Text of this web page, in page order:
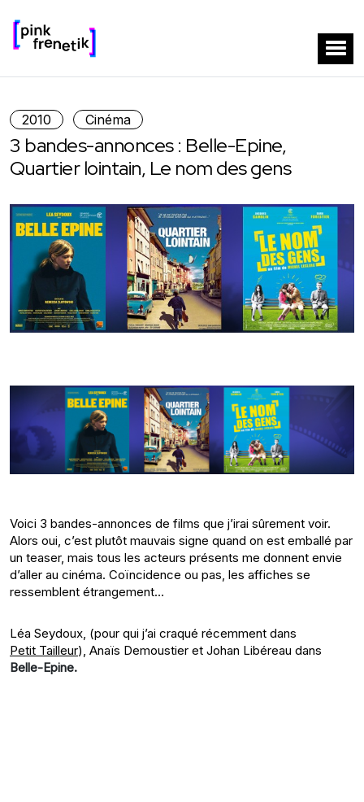
2010 Cinéma
3 bandes-annonces : Belle-Epine,
Quartier lointain, Le nom des gens
Voici 3 bandes-annonces de films que j’irai sûrement voir.
Alors oui, c’est plutôt mauvais signe quand on est emballé par
un teaser, mais tous les acteurs présents me donnent envie
d’aller au cinéma. Coïncidence ou pas, les affiches se
ressemblent étrangement…
Léa Seydoux, (pour qui j’ai craqué récemment dans
Petit Tailleur), Anaïs Demoustier et Johan Libéreau dans
Belle-Epine.